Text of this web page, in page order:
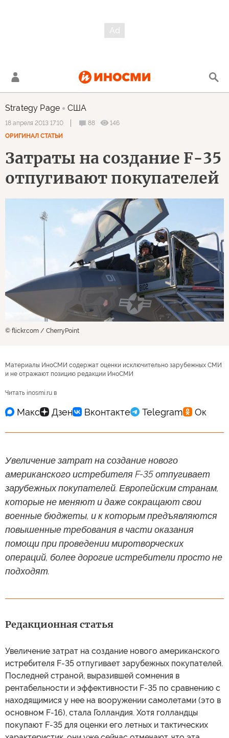
Strategy Page США
18 апреля 2013 17:10 88
146
ОРИГИНАЛ СТАТЬИ
Затраты на создание F-35
отпугивают покупателей
© flickr.com / CherryPoint
Материалы ИноСМИ содержат оценки исключительно зарубежных СМИ
и не отражают позицию редакции ИноСМИ
Читать inosmi.ru в
Увеличение затрат на создание нового
американского истребителя F-35 отпугивает
зарубежных покупателей. Европейским странам,
которые не меняют и даже сокращают свои
военные бюджеты, и к которым предъявляются
повышенные требования в части оказания
помощи при проведении миротворческих
операций, более дорогие истребители просто не
подходят.
Редакционная статья
Увеличение затрат на создание нового американского
истребителя F-35 отпугивает зарубежных покупателей.
Последней страной, выразившей сомнения в
рентабельности и эффективности F-35 по сравнению с
находящимися у нее на вооружении самолетами (это в
основном F-16), стала Голландия. Хотя голландцы
покупают F-35 для оценки его летных и тактических